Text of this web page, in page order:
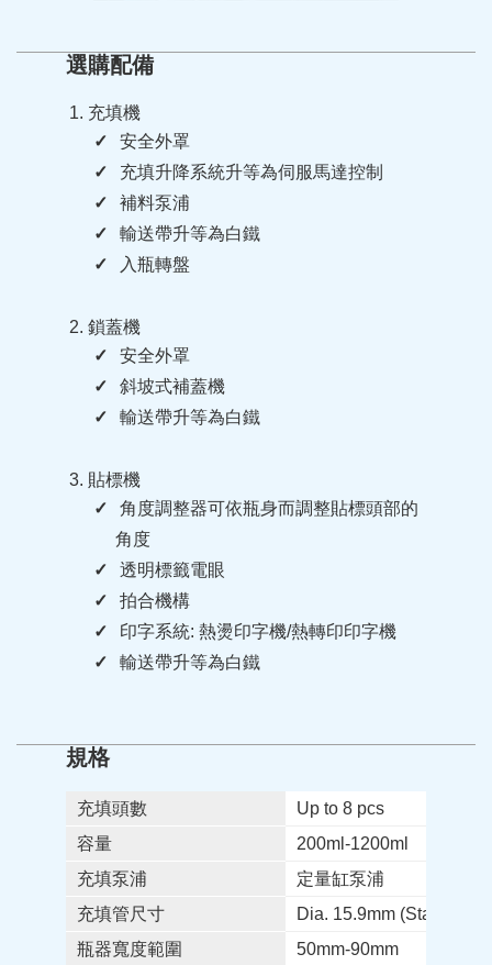
選購配備
充填機
安全外罩
充填升降系統升等為伺服馬達控制
補料泵浦
輸送帶升等為白鐵
入瓶轉盤
鎖蓋機
安全外罩
斜坡式補蓋機
輸送帶升等為白鐵
貼標機
角度調整器可依瓶身而調整貼標頭部的
角度
透明標籤電眼
拍合機構
印字系統: 熱燙印字機/熱轉印印字機
輸送帶升等為白鐵
規格
充填頭數
Up to 8 pcs
容量
200ml-1200ml
充填泵浦
定量缸泵浦
充填管尺寸
Dia. 15.9mm (Standard)
瓶器寬度範圍
50mm-90mm